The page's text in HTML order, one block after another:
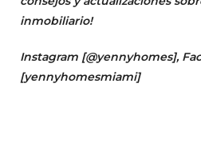
inmobiliario!
Instagram [@yennyhomes],
[yennyhomesmiami]